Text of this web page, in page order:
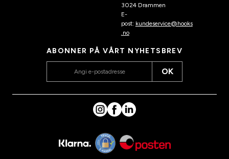
3024 Drammen
E-
post: kundeservice@hooks
.no
ABONNER PÅ VÅRT NYHETSBREV
OK